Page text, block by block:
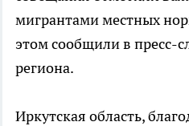
мигрантами местных
этом сообщили в пресс-
региона.
Иркутская область,